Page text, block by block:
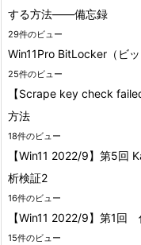
する方法――備忘録
29件のビュー
Win11Pro BitLocker（ビ
25件のビュー
【Scrape key check
方法
18件のビュー
【Win11 2022/9】第5回
析検証2
16件のビュー
【Win11 2022/9】第1回
15件のビュー